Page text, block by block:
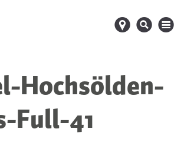
d s M
Hochsölden-
Full-41